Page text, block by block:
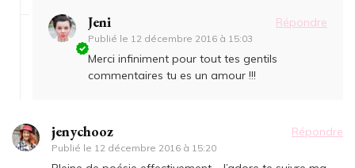
Jeni
Publié le 12 décembre 2016 à 15:03
Répondre
Merci infiniment pour tout tes gentils
commentaires tu es un amour !!!
jenychooz
Publié le 12 décembre 2016 à 15:20
Répondre